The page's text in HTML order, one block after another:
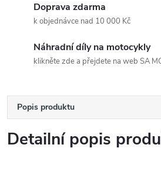
Doprava zdarma
k objednávce nad 10 000 Kč
Náhradní díly na motocykly
klikněte zde a přejdete na web SA
Popis produktu
Detailní popis